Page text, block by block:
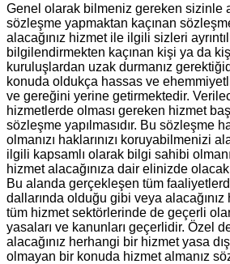
Genel olarak bilmeniz gereken sizinle
sözleşme yapmaktan kaçınan
alacağınız hizmet ile ilgili sizleri
bilgilendirmekten kaçınan kişi ya da
kuruluşlardan uzak durmanız
konuda oldukça hassas ve
ve gereğini yerine getirmektedir.
hizmetlerde olması gereken hizmet
sözleşme yapılmasıdır. Bu sözleşme
olmanızı haklarınızı koruyabilmenizi
ilgili kapsamlı olarak bilgi sahibi
hizmet alacağınıza dair elinizde
Bu alanda gerçekleşen tüm
dallarında olduğu gibi veya
tüm hizmet sektörlerinde de geçerli
yasaları ve kanunları geçerlidir. Özel
alacağınız herhangi bir hizmet yasa
olmayan bir konuda hizmet almanız